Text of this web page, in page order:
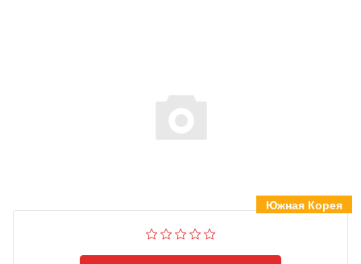
Южная Корея